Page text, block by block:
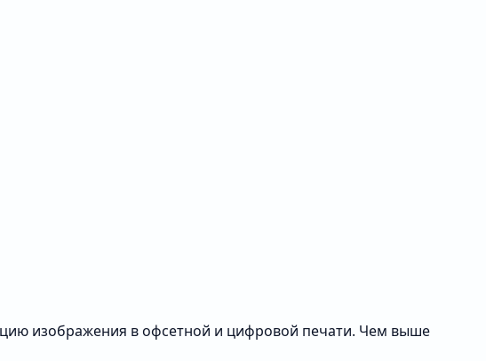
изображения в офсетной и цифровой печати. Чем выше